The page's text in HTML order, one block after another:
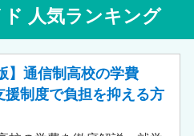
人気ランキング
】通信制高校の学費
援制度で負担を抑える方